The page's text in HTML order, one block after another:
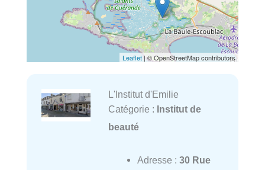
Leaflet| © OpenStreetMap contributors
L'Institut d'Emilie
Catégorie : Institut de
beauté
Adresse : 30 Rue